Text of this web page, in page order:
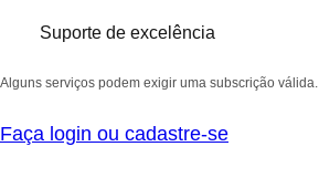
Suporte de excelência
Alguns serviços podem exigir uma subscrição válida.
Faça login ou cadastre-se